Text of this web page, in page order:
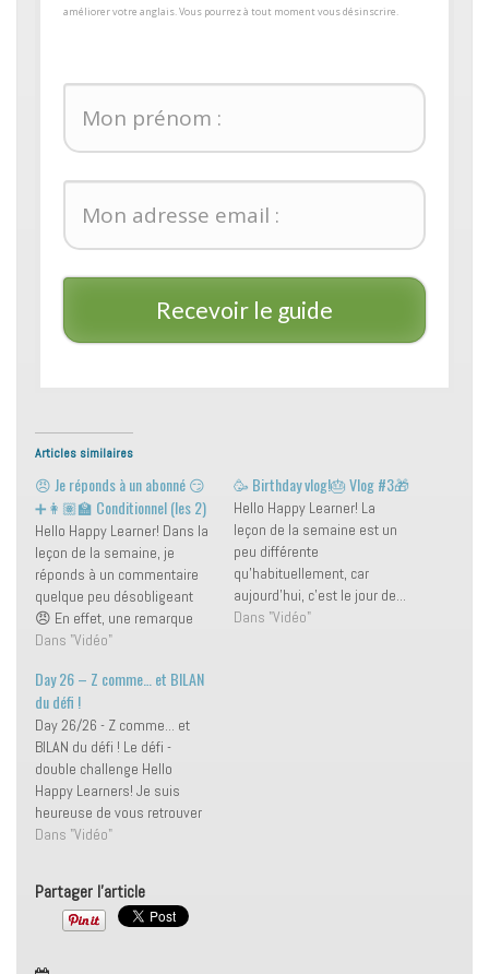
améliorer votre anglais. Vous pourrez à tout moment vous désinscrire.
Recevoir le guide
Articles similaires
😠 Je réponds à un abonné 😏
➕👩🏽‍🏫 Conditionnel (les 2)
Hello Happy Learner! Dans la
leçon de la semaine, je
réponds à un commentaire
quelque peu désobligeant
😠 En effet, une remarque
spéciale "make-up" m'a été
vous 💄 Mais vous me
connaissez bien maintenant,
vous savez que j'ai une
baguette magique 🧙🏽‍♀️ :
Transformer le négatif…
Dans "Vidéo"
🥳 Birthday vlog!🎂 Vlog #3🎁
Hello Happy Learner! La
leçon de la semaine est un
peu différente
qu'habituellement, car
aujourd'hui, c'est le jour de...
Mon anniversaire 🥳 J'adore
Dans "Vidéo"
Day 26 – Z comme… et BILAN
du défi !
Day 26/26 - Z comme... et
BILAN du défi ! Le défi -
double challenge Hello
Happy Learners! Je suis
heureuse de vous retrouver
aujourd'hui pour cette vidéo
Mais avant cela, pour que
cette vidéo défi du jour…
Dans "Vidéo"
Partager l'article